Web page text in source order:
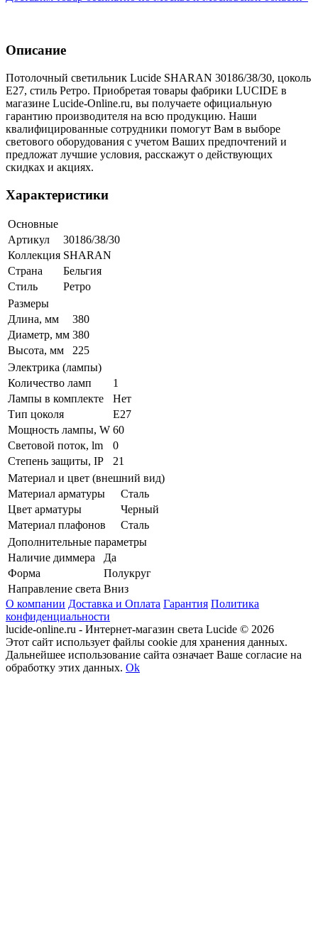
Описание
Потолочный светильник Lucide SHARAN 30186/38/30, цоколь
E27, стиль Ретро. Приобретая товары фабрики LUCIDE в
магазине Lucide-Online.ru, вы получаете официальную
гарантию производителя на всю продукцию. Наши
квалифицированные сотрудники помогут Вам в выборе
светового оборудования с учетом Ваших предпочтений и
предложат лучшие условия, расскажут о действующих
скидках и акциях.
Характеристики
Основные
Артикул
30186/38/30
Коллекция SHARAN
Страна
Бельгия
Стиль
Ретро
Размеры
Длина, мм
380
Диаметр, мм 380
Высота, мм
225
Электрика (лампы)
Количество ламп
1
Лампы в комплекте
Нет
Тип цоколя
E27
Мощность лампы, W 60
Световой поток, lm
0
Степень защиты, IP
21
Материал и цвет (внешний вид)
Материал арматуры
Сталь
Цвет арматуры
Черный
Материал плафонов
Сталь
Дополнительные параметры
Наличие диммера
Да
Форма
Полукруг
Направление света Вниз
О компании Доставка и Оплата Гарантия Политика
конфиденциальности
lucide-online.ru - Интернет-магазин света Lucide © 2026
Этот сайт использует файлы cookie для хранения данных.
Дальнейшее использование сайта означает Ваше согласие на
обработку этих данных. Ok